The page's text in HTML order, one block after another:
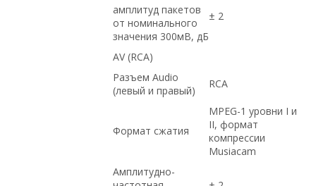
амплитуд пакетов
от номинального
значения 300мВ, дБ
± 2
AV (RCA)
Разъем Audio
(левый и правый)
RCA
Формат сжатия
MPEG-1 уровни I и
II, формат
компрессии
Musiacam
Амплитудно-